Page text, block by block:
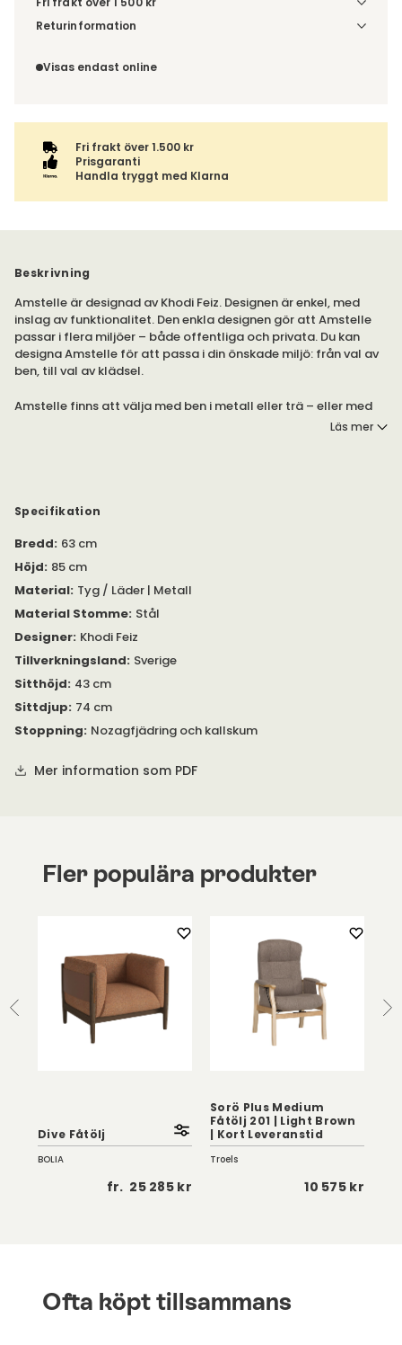
Välj utförande via 'Gör dina val' för fraktinformation på din
Returinformation
inte av ångerrätten.
Visas endast online
Fri frakt över 1.500 kr
Prisgaranti
Handla tryggt med Klarna
Beskrivning
Amstelle är designad av Khodi Feiz. Designen är enkel, med
inslag av funktionalitet. Den enkla designen gör att Amstelle
passar i flera miljöer – både offentliga och privata. Du kan
designa Amstelle för att passa i din önskade miljö: från val av
ben, till val av klädsel.
Amstelle finns att välja med ben i metall eller trä – eller med
snurrfot. Du kan välja klädsel i tyg eller läder, bland fleraLäs mer
Specifikation
Bredd: 63 cm
Höjd: 85 cm
Material: Tyg / Läder | Metall
Material Stomme: Stål
Designer: Khodi Feiz
Tillverkningsland: Sverige
Sitthöjd: 43 cm
Sittdjup: 74 cm
Stoppning: Nozagfjädring och kallskum
Mer information som PDF
Fler populära produkter
Dive Fåtölj
BOLIA
fr. 25 285 kr
Sorö Plus Medium
Fåtölj 201 | Light Brown
| Kort Leveranstid
Troels
10 575 kr
Ofta köpt tillsammans